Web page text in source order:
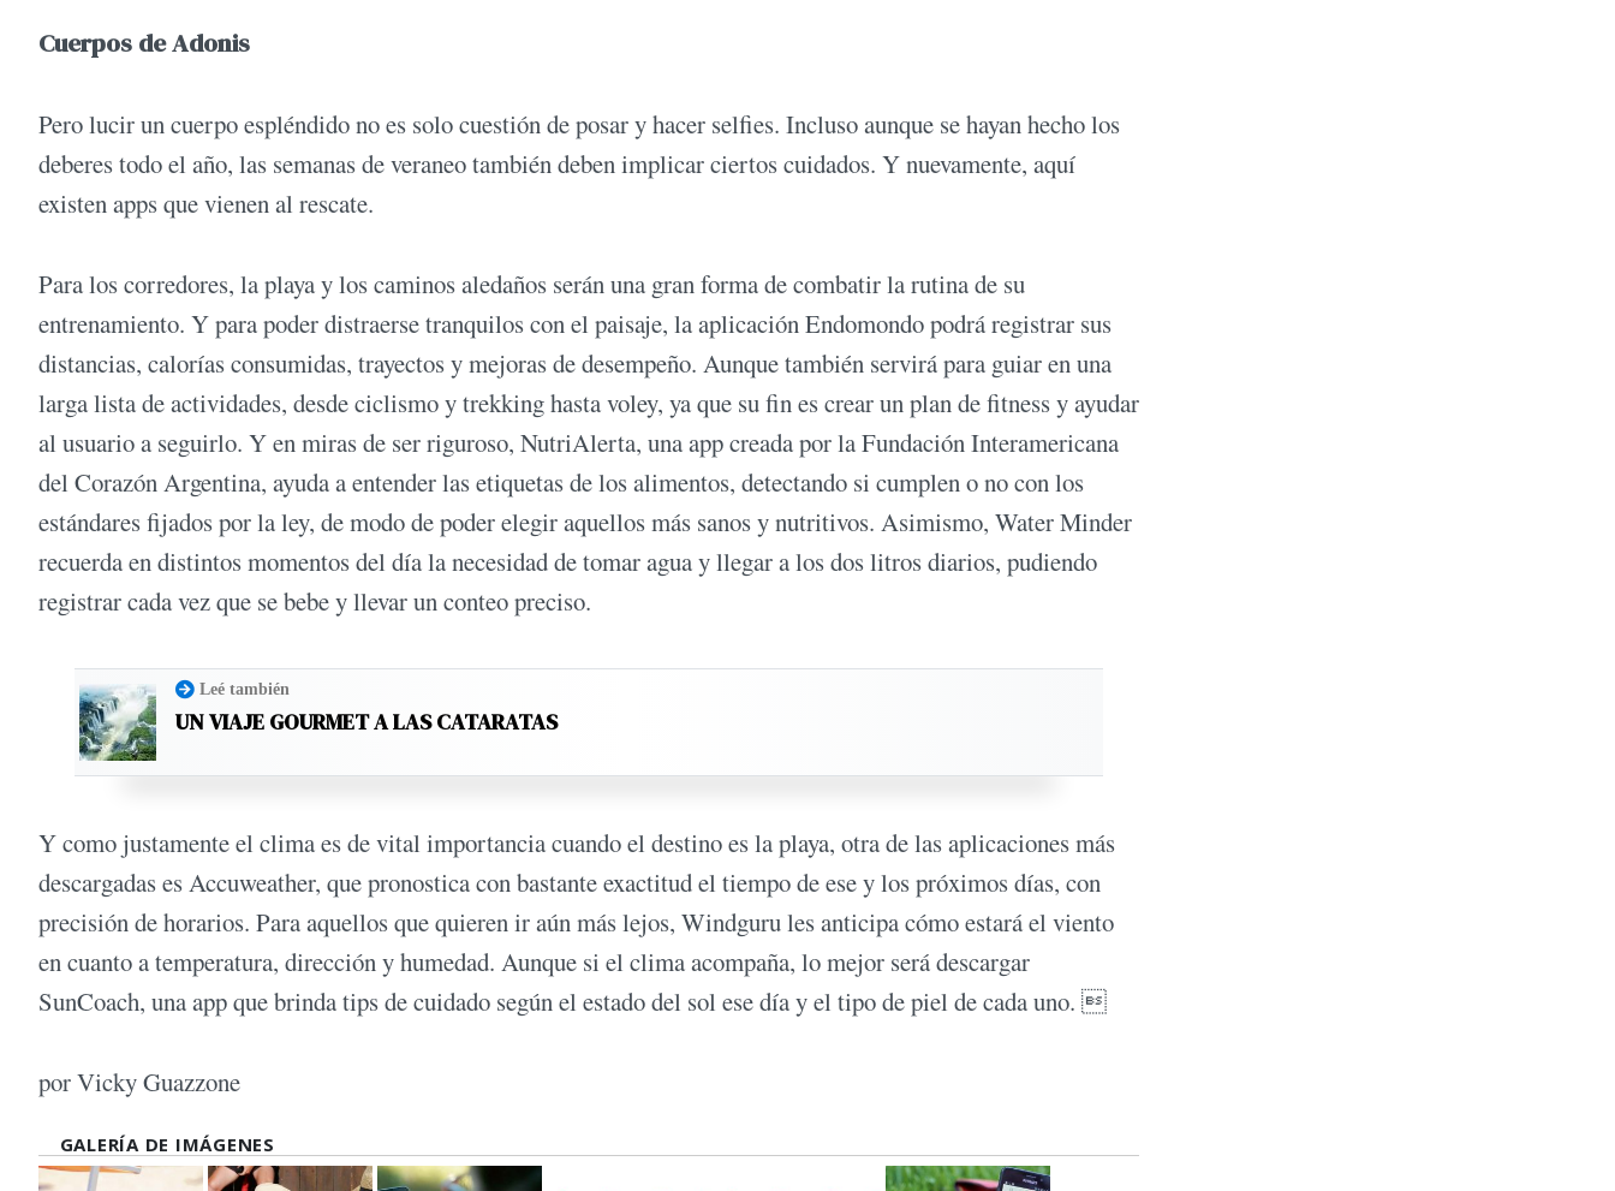
Cuerpos de Adonis
Pero lucir un cuerpo espléndido no es solo cuestión de posar y hacer selfies. Incluso aunque se hayan hecho los
deberes todo el año, las semanas de veraneo también deben implicar ciertos cuidados. Y nuevamente, aquí
existen apps que vienen al rescate.
Para los corredores, la playa y los caminos aledaños serán una gran forma de combatir la rutina de su
entrenamiento. Y para poder distraerse tranquilos con el paisaje, la aplicación Endomondo podrá registrar sus
distancias, calorías consumidas, trayectos y mejoras de desempeño. Aunque también servirá para guiar en una
larga lista de actividades, desde ciclismo y trekking hasta voley, ya que su fin es crear un plan de fitness y ayudar
al usuario a seguirlo. Y en miras de ser riguroso, NutriAlerta, una app creada por la Fundación Interamericana
del Corazón Argentina, ayuda a entender las etiquetas de los alimentos, detectando si cumplen o no con los
estándares fijados por la ley, de modo de poder elegir aquellos más sanos y nutritivos. Asimismo, Water Minder
recuerda en distintos momentos del día la necesidad de tomar agua y llegar a los dos litros diarios, pudiendo
registrar cada vez que se bebe y llevar un conteo preciso.
Leé también
UN VIAJE GOURMET A LAS CATARATAS
Y como justamente el clima es de vital importancia cuando el destino es la playa, otra de las aplicaciones más
descargadas es Accuweather, que pronostica con bastante exactitud el tiempo de ese y los próximos días, con
precisión de horarios. Para aquellos que quieren ir aún más lejos, Windguru les anticipa cómo estará el viento
en cuanto a temperatura, dirección y humedad. Aunque si el clima acompaña, lo mejor será descargar
SunCoach, una app que brinda tips de cuidado según el estado del sol ese día y el tipo de piel de cada uno. 
por Vicky Guazzone
GALERÍA DE IMÁGENES